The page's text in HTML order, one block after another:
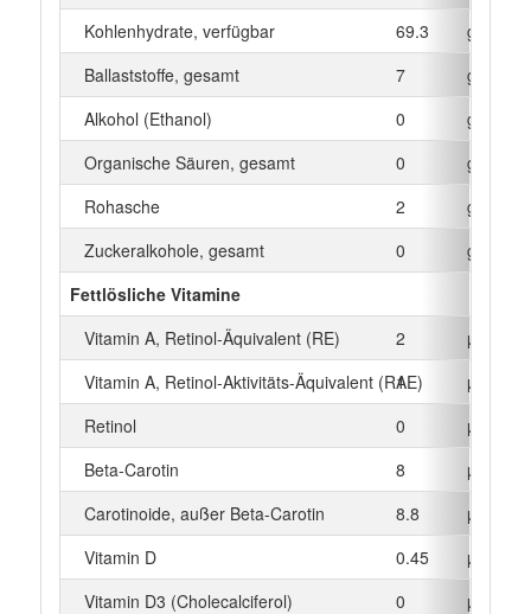
Kohlenhydrate, verfügbar
69.3
g
Ballaststoffe, gesamt
7
g
Alkohol (Ethanol)
0
g
Organische Säuren, gesamt
0
g
Rohasche
2
g
Zuckeralkohole, gesamt
0
g
Fettlösliche Vitamine
Vitamin A, Retinol-Äquivalent (RE)
2
µg
Vitamin A, Retinol-Aktivitäts-Äquivalent (RAE)
1
µg
Retinol
0
µg
Beta‑Carotin
8
µg
Carotinoide, außer Beta-Carotin
8.8
µg
Vitamin D
0.45
µg
Vitamin D3 (Cholecalciferol)
0
µg